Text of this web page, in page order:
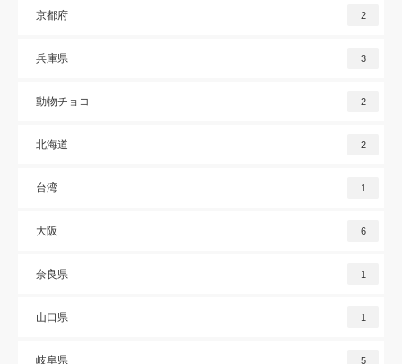
京都府 2
兵庫県 3
動物チョコ 2
北海道 2
台湾 1
大阪 6
奈良県 1
山口県 1
岐阜県 5